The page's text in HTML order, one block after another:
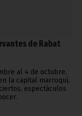
de Rabat
al 4 de octubre,
la capital marroquí,
espectáculos